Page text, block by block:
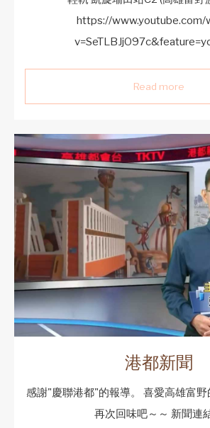
https://www.youtube.com/
Read more
港都新聞
感謝"慶聯港都"的報導。 喜愛高雄富
再次回味吧～～ 新聞連